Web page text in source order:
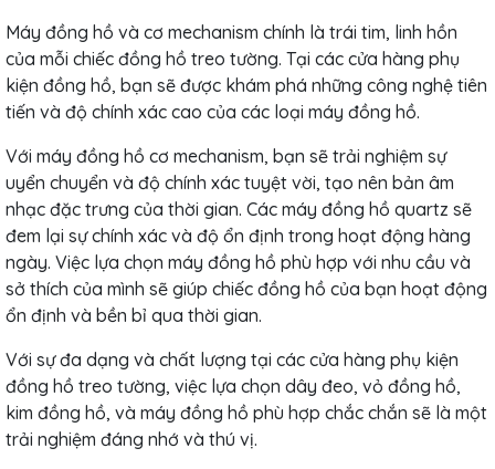
Máy đồng hồ và cơ mechanism chính là trái tim, linh hồn
của mỗi chiếc đồng hồ treo tường. Tại các cửa hàng phụ
kiện đồng hồ, bạn sẽ được khám phá những công nghệ tiên
tiến và độ chính xác cao của các loại máy đồng hồ.
Với máy đồng hồ cơ mechanism, bạn sẽ trải nghiệm sự
uyển chuyển và độ chính xác tuyệt vời, tạo nên bản âm
nhạc đặc trưng của thời gian. Các máy đồng hồ quartz sẽ
đem lại sự chính xác và độ ổn định trong hoạt động hàng
ngày. Việc lựa chọn máy đồng hồ phù hợp với nhu cầu và
sở thích của mình sẽ giúp chiếc đồng hồ của bạn hoạt động
ổn định và bền bỉ qua thời gian.
Với sự đa dạng và chất lượng tại các cửa hàng phụ kiện
đồng hồ treo tường, việc lựa chọn dây đeo, vỏ đồng hồ,
kim đồng hồ, và máy đồng hồ phù hợp chắc chắn sẽ là một
trải nghiệm đáng nhớ và thú vị.